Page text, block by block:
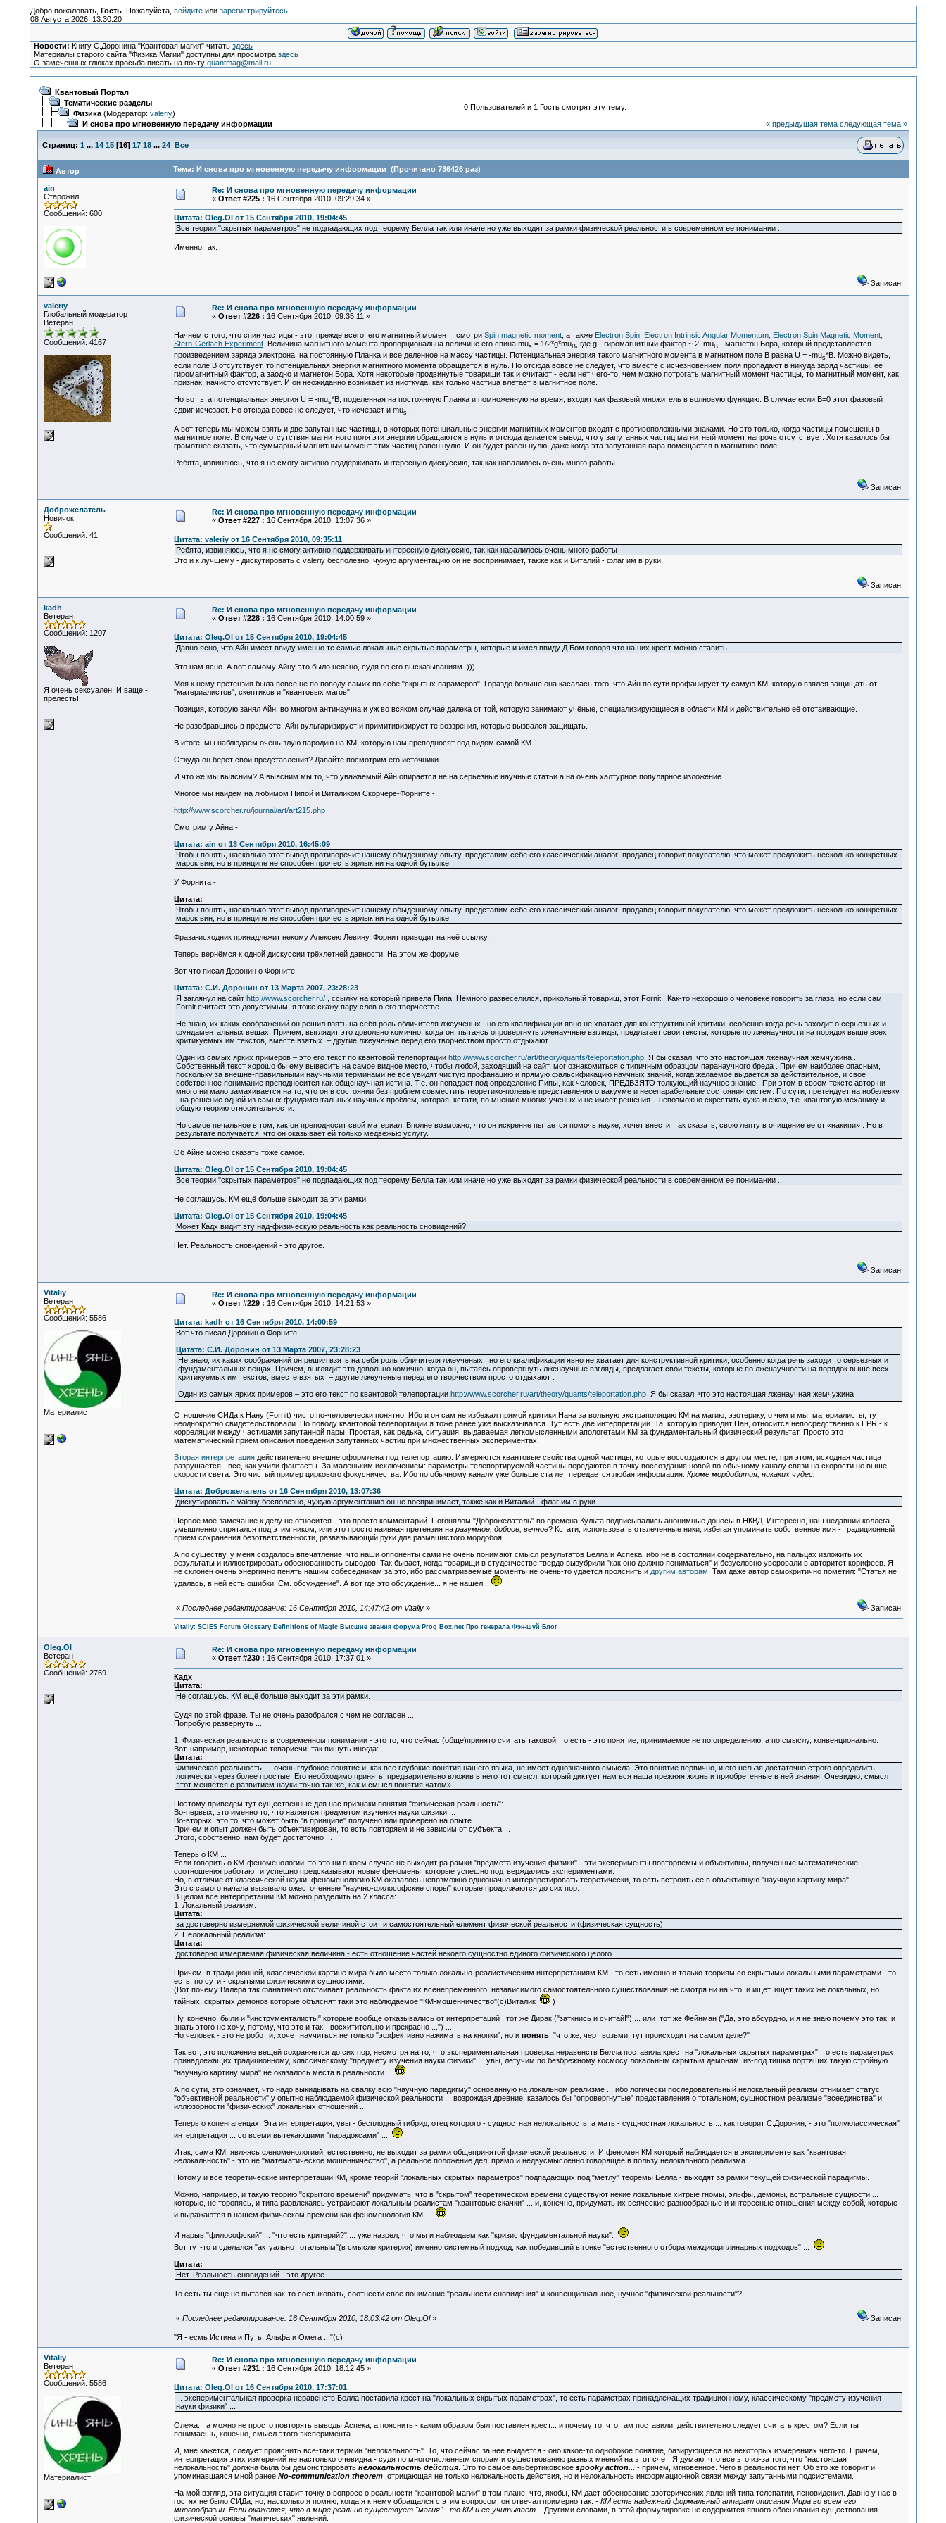
Добро пожаловать, Гость. Пожалуйста, войдитеили зарегистрируйтесь.
08 Августа 2026, 13:30:20
Новости: Книгу С.Доронина "Квантовая магия" читатьздесь
Материалы старого сайта "Физика Магии" доступны для просмотраздесь
О замеченных глюках просьба писать на почтуquantmag@mail.ru
Квантовый Портал
Тематические разделы
Физика(Модератор: valeriy)
И снова про мгновенную передачу информации
0 Пользователей и 1 Гость смотрят эту тему.
« предыдущая тема следующая тема »
Страниц: 1 ... 14 15[16] 17 18 ... 24 Все
Автор Тема: И снова про мгновенную передачу информации (Прочитано 736426 раз)
ain
Старожил
Сообщений: 600
Re: И снова про мгновенную передачу информации
« Ответ #225 : 16 Сентября 2010, 09:29:34 »
Цитата: Oleg.Ol от 15 Сентября 2010, 19:04:45
Все теории "скрытых параметров" не подпадающих под теорему Белла так или иначе но уже выходят за рамки физической реальности в современном ее понимании ...
Именно так.
Записан
valeriy
Глобальный модератор
Ветеран
Сообщений: 4167
Re: И снова про мгновенную передачу информации
« Ответ #226 : 16 Сентября 2010, 09:35:11 »
Начнем с того, что спин частицы - это, прежде всего, его магнитный момент , смотри Spin magnetic moment, а также Electron Spin; Electron Intrinsic Angular Momentum; Electron Spin Magnetic Moment;
Stern-Gerlach Experiment. Величина магнитного момента пропорциональна величине его спина mus = 1/2*g*muB, где g - гиромагнитный фактор ~ 2, muB- магнетон Бора, который представляется
произведением заряда электрона на постоянную Планка и все деленное на массу частицы. Потенциальная энергия такого магнитного момента в магнитном поле B равна U = -mus*B. Можно видеть,
если поле В отсутствует, то потенциальная энергия магнитного момента обращается в нуль. Но отсюда вовсе не следует, что вместе с исчезновением поля пропадают в никуда заряд частицы, ее
гиромагнитный фактор, а заодно и магнетон Бора. Хотя некоторые продвинутые товарищи так и считают - если нет чего-то, чем можно потрогать магнитный момент частицы, то магнитный момент, как
признак, начисто отсутствует. И он неожиданно возникает из ниоткуда, как только частица влетает в магнитное поле.
Но вот эта потенциальная энергия U = -mus*B, поделенная на постоянную Планка и помноженную на время, входит как фазовый множитель в волновую функцию. В случае если В=0 этот фазовый
сдвиг исчезает. Но отсюда вовсе не следует, что исчезает и mus
А вот теперь мы можем взять и две запутанные частицы, в которых потенциальные энергии магнитных моментов входят с противоположными знаками. Но это только, когда частицы помещены в
магнитное поле. В случае отсутствия магнитного поля эти энергии обращаются в нуль и отсюда делается вывод, что у запутанных частиц магнитный момент напрочь отсутствует. Хотя казалось бы
грамотнее сказать, что суммарный магнитный момент этих частиц равен нулю. И он будет равен нулю, даже когда эта запутанная пара помещается в магнитное поле.
Ребята, извиняюсь, что я не смогу активно поддерживать интересную дискуссию, так как навалилось очень много работы.
Записан
Доброжелатель
Новичок
Сообщений: 41
Re: И снова про мгновенную передачу информации
« Ответ #227 : 16 Сентября 2010, 13:07:36 »
Цитата: valeriy от 16 Сентября 2010, 09:35:11
Ребята, извиняюсь, что я не смогу активно поддерживать интересную дискуссию, так как навалилось очень много работы
Это и к лучшему - дискутировать с valeriy бесполезно, чужую аргументацию он не воспринимает, также как и Виталий - флаг им в руки.
Записан
kadh
Ветеран
Сообщений: 1207
Я очень сексуален! И ваще -
прелесть!
Re: И снова про мгновенную передачу информации
« Ответ #228 : 16 Сентября 2010, 14:00:59 »
Цитата: Oleg.Ol от 15 Сентября 2010, 19:04:45
Давно ясно, что Айн имеет ввиду именно те самые локальные скрытые параметры, которые и имел ввиду Д.Бом говоря что на них крест можно ставить ...
Это нам ясно. А вот самому Айну это было неясно, судя по его высказываниям. )))
Моя к нему претензия была вовсе не по поводу самих по себе "скрытых парамеров". Гораздо больше она касалась того, что Айн по сути профанирует ту самую КМ, которую взялся защищать от
"материалистов", скептиков и "квантовых магов".
Позиция, которую занял Айн, во многом антинаучна и уж во всяком случае далека от той, которую занимают учёные, специализирующиеся в области КМ и действительно её отстаивающие.
Не разобравшись в предмете, Айн вульгаризирует и примитивизирует те воззрения, которые вызвался защищать.
В итоге, мы наблюдаем очень злую пародию на КМ, которую нам преподносят под видом самой КМ.
Откуда он берёт свои представления? Давайте посмотрим его источники...
И что же мы выясним? А выясним мы то, что уважаемый Айн опирается не на серьёзные научные статьи а на очень халтурное популярное изложение.
Многое мы найдём на любимом Пипой и Виталиком Скорчере-Форните -
http://www.scorcher.ru/journal/art/art215.php
Смотрим у Айна -
Цитата: ain от 13 Сентября 2010, 16:45:09
Чтобы понять, насколько этот вывод противоречит нашему обыденному опыту, представим себе его классический аналог: продавец говорит покупателю, что может предложить несколько конкретных
марок вин, но в принципе не способен прочесть ярлык ни на одной бутылке.
У Форнита -
Цитата:
Чтобы понять, насколько этот вывод противоречит нашему обыденному опыту, представим себе его классический аналог: продавец говорит покупателю, что может предложить несколько конкретных
марок вин, но в принципе не способен прочесть ярлык ни на одной бутылке.
Фраза-исходник принадлежит некому Алексею Левину. Форнит приводит на неё ссылку.
Теперь вернёмся к одной дискуссии трёхлетней давности. На этом же форуме.
Вот что писал Доронин о Форните -
Цитата: С.И. Доронин от 13 Марта 2007, 23:28:23
Я заглянул на сайт http://www.scorcher.ru/, ссылку на который привела Пипа. Немного развеселился, прикольный товарищ, этот Fornit . Как-то нехорошо о человеке говорить за глаза, но если сам
Fornit считает это допустимым, я тоже скажу пару слов о его творчестве .
Не знаю, их каких соображений он решил взять на себя роль обличителя лжеученых , но его квалификации явно не хватает для конструктивной критики, особенно когда речь заходит о серьезных и
фундаментальных вещах. Причем, выглядит это довольно комично, когда он, пытаясь опровергнуть лженаучные взгляды, предлагает свои тексты, которые по лженаучности на порядок выше всех
критикуемых им текстов, вместе взятых – другие лжеученые перед его творчеством просто отдыхают .
Один из самых ярких примеров – это его текст по квантовой телепортации http://www.scorcher.ru/art/theory/quants/teleportation.phpЯ бы сказал, что это настоящая лженаучная жемчужина .
Собственный текст хорошо бы ему вывесить на самое видное место, чтобы любой, заходящий на сайт, мог ознакомиться с типичным образцом паранаучного бреда . Причем наиболее опасным,
поскольку за внешне-правильными научными терминами не все увидят чистую профанацию и прямую фальсификацию научных знаний, когда желаемое выдается за действительное, и свое
собственное понимание преподносится как общенаучная истина. Т.е. он попадает под определение Пипы, как человек, ПРЕДВЗЯТО толкующий научное знание . При этом в своем тексте автор ни
много ни мало замахивается на то, что он в состоянии без проблем совместить теоретико-полевые представления о вакууме и несепарабельные состояния систем. По сути, претендует на нобелевку
, на решение одной из самых фундаментальных научных проблем, которая, кстати, по мнению многих ученых и не имеет решения – невозможно скрестить «ужа и ежа», т.е. квантовую механику и
общую теорию относительности.
Но самое печальное в том, как он преподносит свой материал. Вполне возможно, что он искренне пытается помочь науке, хочет внести, так сказать, свою лепту в очищение ее от «накипи» . Но в
результате получается, что он оказывает ей только медвежью услугу.
Об Айне можно сказать тоже самое.
Цитата: Oleg.Ol от 15 Сентября 2010, 19:04:45
Все теории "скрытых параметров" не подпадающих под теорему Белла так или иначе но уже выходят за рамки физической реальности в современном ее понимании ...
Не соглашусь. КМ ещё больше выходит за эти рамки.
Цитата: Oleg.Ol от 15 Сентября 2010, 19:04:45
Может Кадх видит эту над-физическую реальность как реальность сновидений?
Нет. Реальность сновидений - это другое.
Записан
Vitaliy
Ветеран
Сообщений: 5586
Материалист
Re: И снова про мгновенную передачу информации
« Ответ #229 : 16 Сентября 2010, 14:21:53 »
Цитата: kadh от 16 Сентября 2010, 14:00:59
Вот что писал Доронин о Форните -
Цитата: С.И. Доронин от 13 Марта 2007, 23:28:23
Не знаю, их каких соображений он решил взять на себя роль обличителя лжеученых , но его квалификации явно не хватает для конструктивной критики, особенно когда речь заходит о серьезных и
фундаментальных вещах. Причем, выглядит это довольно комично, когда он, пытаясь опровергнуть лженаучные взгляды, предлагает свои тексты, которые по лженаучности на порядок выше всех
критикуемых им текстов, вместе взятых – другие лжеученые перед его творчеством просто отдыхают .
Один из самых ярких примеров – это его текст по квантовой телепортации http://www.scorcher.ru/art/theory/quants/teleportation.phpЯ бы сказал, что это настоящая лженаучная жемчужина .
Отношение СИДа к Нану (Fornit) чисто по-человечески понятно. Ибо и он сам не избежал прямой критики Нана за вольную экстраполяцию КМ на магию, эзотерику, о чем и мы, материалисты, тут
неоднократно свидетельствовали. По поводу квантовой телепортации я тоже ранее уже высказывался. Тут есть две интерпретации. Та, которую приводит Нан, относится непосредственно к EPR - к
корреляции между частицами запутанной пары. Простая, как редька, ситуация, выдаваемая легкомысленными апологетами КМ за фундаментальный физический результат. Просто это
математический прием описания поведения запутанных частиц при множественных экспериментах.
Вторая интерпретациядействительно внешне оформлена под телепортацию. Измеряются квантовые свойства одной частицы, которые воссоздаются в другом месте; при этом, исходная частица
разрушается - все, как учили фантасты. За маленьким исключением: параметры телепортируемой частицы передаются в точку воссоздания новой по обычному каналу связи на скорости не выше
скорости света. Это чистый пример циркового фокусничества. Ибо по обычному каналу уже больше ста лет передается любая информация. Кроме мордобития, никаких чудес.
Цитата: Доброжелатель от 16 Сентября 2010, 13:07:36
дискутировать с valeriy бесполезно, чужую аргументацию он не воспринимает, также как и Виталий - флаг им в руки.
Первое мое замечание к делу не относится - это просто комментарий. Погонялом "Доброжелатель" во времена Культа подписывались анонимные доносы в НКВД. Интересно, наш недавний коллега
умышленно спрятался под этим ником, или это просто наивная претензия на разумное, доброе, вечное? Кстати, использовать отвлеченные ники, избегая упоминать собственное имя - традиционный
прием сохранения безответственности, развязывающий руки для размашистого мордобоя.
А по существу, у меня создалось впечатление, что наши оппоненты сами не очень понимают смысл результатов Белла и Аспека, ибо не в состоянии содержательно, на пальцах изложить их
результаты и иллюстрировать обоснованность выводов. Так бывает, когда товарищи в студенчестве твердо вызубрили "как оно должно пониматься" и безусловно уверовали в авторитет корифеев. Я
не склонен очень энергично пенять нашим собеседникам за это, ибо рассматриваемые моменты не очень-то удается прояснить и другим авторам . Там даже автор самокритично пометил: "Статья не
удалась, в ней есть ошибки. См. обсуждение". А вот где это обсуждение... я не нашел...
« Последнее редактирование: 16 Сентября 2010, 14:47:42 от Vitaliy» Записан
Vitaliy: SCIES Forum Glossary Definitions of Magic Высшие звания форума Prog Box.net Про генерала Фэн-шуй Блог
Oleg.Ol
Ветеран
Сообщений: 2769
Re: И снова про мгновенную передачу информации
« Ответ #230 : 16 Сентября 2010, 17:37:01 »
Кадх
Цитата:
Не соглашусь. КМ ещё больше выходит за эти рамки.
Судя по этой фразе. Ты не очень разобрался с чем не согласен ...
Попробую развернуть ...
1. Физическая реальность в современном понимании - это то, что сейчас (обще)принято считать таковой, то есть - это понятие, принимаемое не по определению, а по смыслу, конвенционально.
Вот, например, некоторые товарисчи, так пишуть иногда:
Цитата:
Физическая реальность — очень глубокое понятие и, как все глубокие понятия нашего языка, не имеет однозначного смысла. Это понятие первично, и его нельзя достаточно строго определить
логически через более простые. Его необходимо принять, предварительно вложив в него тот смысл, который диктует нам вся наша прежняя жизнь и приобретенные в ней знания. Очевидно, смысл
этот меняется с развитием науки точно так же, как и смысл понятия «атом».
Поэтому приведем тут существенные для нас признаки понятия "физическая реальность":
Во-первых, это именно то, что является предметом изучения науки физики ...
Во-вторых, это то, что может быть "в принципе" получено или проверено на опыте.
Причем и опыт должен быть объективирован, то есть повторяем и не зависим от субъекта ...
Этого, собственно, нам будет достаточно ...
Теперь о КМ ...
Если говорить о КМ-феноменологии, то это ни в коем случае не выходит ра рамки "предмета изучения физики" - эти эксперименты повторяемы и объективны, полученные математические
соотношения работают и успешно предсказывают новые феномены, которые успешно подтверждались экспериментами.
Но, в отличие от классической науки, феноменологию КМ оказалось невозможно однозначно интерпретировать теоретически, то есть встроить ее в объективную "научную картину мира".
Это с самого начала вызывало ожесточенные "научно-философские споры" которые продолжаются до сих пор.
В целом все интерпретации КМ можно разделить на 2 класса:
1. Локальный реализм:
Цитата:
за достоверно измеряемой физической величиной стоит и самостоятельный елемент физической реальности (физическая сущность).
2. Нелокальный реализм:
Цитата:
достоверно измеряемая физическая величина - есть отношение частей некоего сущностно единого физического целого.
Причем, в традиционной, классической картине мира было место только локально-реалистическим интерпретациям КМ - то есть именно и только теориям со скрытыми локальными параметрами - то
есть, по сути - скрытыми физическими сущностями.
(Вот почему Валера так фанатично отстаивает реальность факта их всенепременного, независимого самостоятельного существования не смотря ни на что, и ищет, ищет таких же локальных, но
тайных, скрытых демонов которые объяснят таки это наблюдаемое "КМ-мошенничество"(с)Виталик
)
Ну, конечно, были и "инструменталисты" которые вообще отказывались от интерпретаций , тот же Дирак ("заткнись и считай!") ... или тот же Фейнман ("Да, это абсурдно, и я не знаю почему это так, и
знать этого не хочу, потому, что это и так - восхитительно и прекрасно ...") ...
Но человек - это не робот и, хочет научиться не только "эффективно нажимать на кнопки", но и понять: "что же, черт возьми, тут происходит на самом деле?"
Так вот, это положение вещей сохраняется до сих пор, несмотря на то, что экспериментальная проверка неравенств Белла поставила крест на "локальных скрытых параметрах", то есть параметрах
принадлежащих традиционному, классическому "предмету изучения науки физики" ... увы, летучим по безбрежному космосу локальным скрытым демонам, из-под тишка портящих такую стройную
"научную картину мира" не оказалось места в реальности.
А по сути, это означает, что надо выкидывать на свалку всю "научную парадигму" основанную на локальном реализме ... ибо логически последовательный нелокальный реализм отнимает статус
"объективной реальности" у опытно наблюдаемой физической реальности ... возрождая древние, казалось бы "опровергнутые" представления о тотальном, сущностном реализме "всеединства" и
иллюзорности "физических" локальных отношений ...
Теперь о копенгагенцах. Эта интерпретация, увы - бесплодный гибрид, отец которого - сущностная нелокальность, а мать - сущностная локальность ... как говорит С.Доронин, - это "полуклассическая"
интерпретация ... со всеми вытекающими "парадоксами" ...
Итак, сама КМ, являясь феноменологией, естественно, не выходит за рамки общепринятой физической реальности. И феномен КМ который наблюдается в эксперименте как "квантовая
нелокальность" - это не "математическое мошенничество", а реальное положение дел, прямо и недвусмысленно говорящее в пользу нелокального реализма.
Потому и все теоретические интерпретации КМ, кроме теорий "локальных скрытых параметров" подпадающих под "метлу" теоремы Белла - выходят за рамки текущей физической парадигмы.
Можно, например, и такую теорию "скрытого времени" придумать, что в "скрытом" теоретическом времени существуют некие локальные хитрые гномы, эльфы, демоны, астральные сущности ...
которые, не торопясь, и типа развлекаясь устраивают локальным реалистам "квантовые скачки" ... и, конечно, придумать их всяческие разнообразные и интересные отношения между собой, которые
и выражаются в нашем физическом времени как феноменология КМ ...
И нарыв "философский" ... "что есть критерий?" ... уже назрел, что мы и наблюдаем как "кризис фундаментальной науки".
Вот тут-то и сделался "актуально тотальным"(в смысле критерия) именно системный подход, как победивший в гонке "естественного отбора междисциплинарных подходов" ...
Цитата:
Нет. Реальность сновидений - это другое.
То есть ты еще не пытался как-то состыковать, соотнести свое понимание "реальности сновидения" и конвенциональное, нучное "физической реальности"?
« Последнее редактирование: 16 Сентября 2010, 18:03:42 от Oleg.Ol» Записан
"Я - есмь Истина и Путь, Альфа и Омега ..."(с)
Vitaliy
Ветеран
Сообщений: 5586
Материалист
Re: И снова про мгновенную передачу информации
« Ответ #231 : 16 Сентября 2010, 18:12:45 »
Цитата: Oleg.Ol от 16 Сентября 2010, 17:37:01
... экспериментальная проверка неравенств Белла поставила крест на "локальных скрытых параметрах", то есть параметрах принадлежащих традиционному, классическому "предмету изучения
науки физики" ...
Олежа... а можно не просто повторять выводы Аспека, а пояснить - каким образом был поставлен крест... и почему то, что там поставили, действительно следует считать крестом? Если ты
понимаешь, конечно, смысл этого эксперимента.
И, мне кажется, следует прояснить все-таки термин "нелокальность". То, что сейчас за нее выдается - оно какое-то однобокое понятие, базирующееся на некоторых измерениях чего-то. Причем,
интерпретация этих измерений не настолько очевидна - судя по многочисленным спорам и существованию разных мнений на этот счет. Я думаю, что все это из-за того, что "настоящая
нелокальность" должна была бы демонстрировать нелокальность дейстия. Это то самое альбертиковское spooky action... - причем, мгновенное. Чего в реальности нет. Об это же говорит и
упоминавшаяся мной ранее No-communication theorem, отрицающая не только нелокальность действия, но и нелокальность информационной связи между запутанными подсистемами.
На мой взгляд, эта ситуация ставит точку в вопросе о реальности "квантовой магии" в том плане, что, якобы, КМ дает обоснование эзотерических явлений типа телепатии, ясновидения. Давно у нас в
гостях не было СИДа, но, насколько я помню, когда я к нему обращался с этим вопросом, он отвечал примерно так: - КМ есть надежный формальный аппарат описания Мира во всем его
многообразии. Если окажется, что в мире реально существует "магия" - то КМ и ее учитывает...
Другими словами, в этой формулировке не содержится явного обоснования существования
физической основы "магических" явлений.